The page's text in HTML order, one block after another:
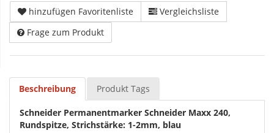
hinzufügen Favoritenliste
Vergleichsliste
Frage zum Produkt
Beschreibung Produkt Tags
Schneider Permanentmarker Schneider Maxx 240,
Rundspitze, Strichstärke: 1-2mm, blau